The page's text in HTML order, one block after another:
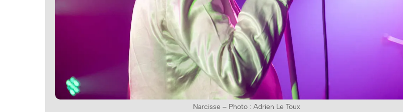
Narcisse – Photo : Adrien Le Toux